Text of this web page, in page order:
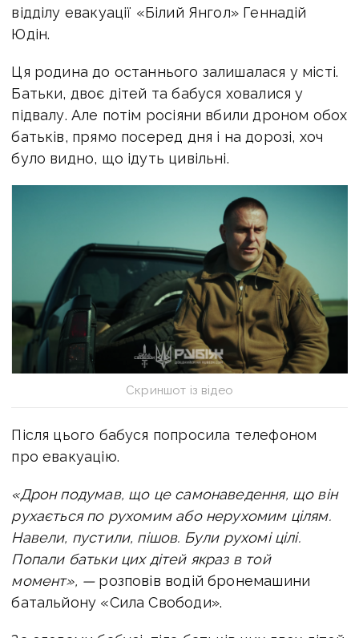
відділу евакуації «Білий Янгол» Геннадій
Юдін.
Ця родина до останнього залишалася у місті.
Батьки, двоє дітей та бабуся ховалися у
підвалу. Але потім росіяни вбили дроном обох
батьків, прямо посеред дня і на дорозі, хоч
було видно, що ідуть цивільні.
Скриншот із відео
Після цього бабуся попросила телефоном
про евакуацію.
«Дрон подумав, що це самонаведення, що він
рухається по рухомим або нерухомим цілям.
Навели, пустили, пішов. Були рухомі цілі.
Попали батьки цих дітей якраз в той
момент», —розповів водій бронемашини
батальйону «Сила Свободи».